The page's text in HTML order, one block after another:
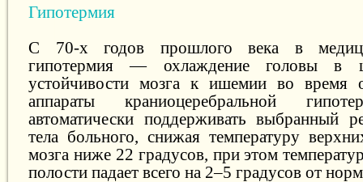
Гипотермия
С 70-х годов прошлого века в
гипотермия — охлаждение головы в
устойчивости мозга к ишемии во время
аппараты краниоцеребральной
автоматически поддерживать выбранный
тела больного, снижая температуру
мозга ниже 22 градусов, при этом
полости падает всего на 2–5 градусов от